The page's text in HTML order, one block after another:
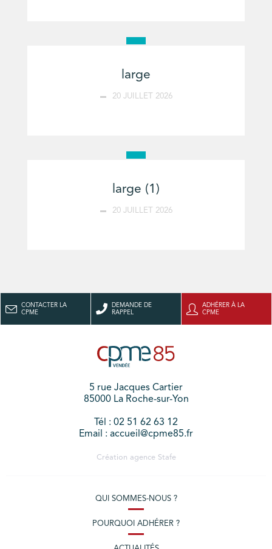
large
20 JUILLET 2026
large (1)
20 JUILLET 2026
CONTACTER LA
CPME
DEMANDE DE
RAPPEL
ADHÉRER À LA
CPME
5 rue Jacques Cartier
85000 La Roche-sur-Yon
Tél : 02 51 62 63 12
Email : accueil@cpme85.fr
Création agence Stafe
QUI SOMMES-NOUS ?
POURQUOI ADHÉRER ?